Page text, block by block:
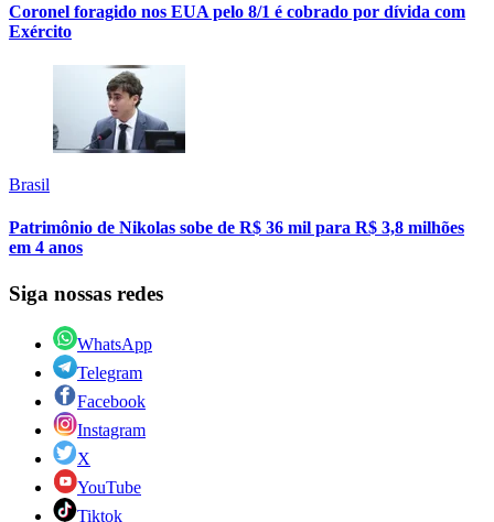
Coronel foragido nos EUA pelo 8/1 é cobrado por dívida com
Exército
Brasil
Patrimônio de Nikolas sobe de R$ 36 mil para R$ 3,8 milhões
em 4 anos
Siga nossas redes
WhatsApp
Telegram
Facebook
Instagram
X
YouTube
Tiktok